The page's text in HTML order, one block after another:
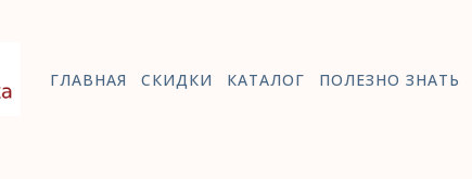
ГЛАВНАЯ СКИДКИ КАТАЛОГ ПОЛЕЗНО ЗНАТЬ